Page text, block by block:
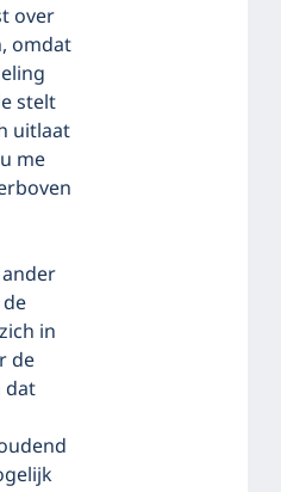
over
omdat
stelt
uitlaat
me
in
de
dat